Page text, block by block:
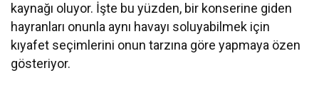
kaynağı oluyor. İşte bu yüzden, bir konserine giden
hayranları onunla aynı havayı soluyabilmek için
kıyafet seçimlerini onun tarzına göre yapmaya özen
gösteriyor.